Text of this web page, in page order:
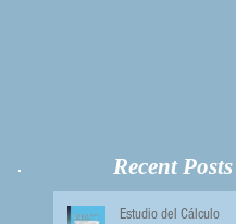
Recent Posts
Estudio del Cálculo